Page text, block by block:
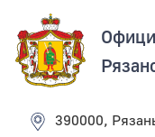
390000,